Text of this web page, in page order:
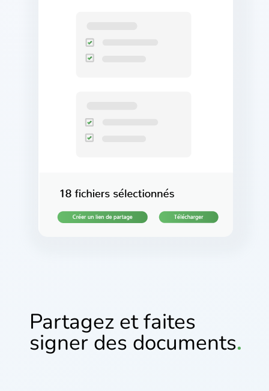
Partagez et faites
signer des documents.